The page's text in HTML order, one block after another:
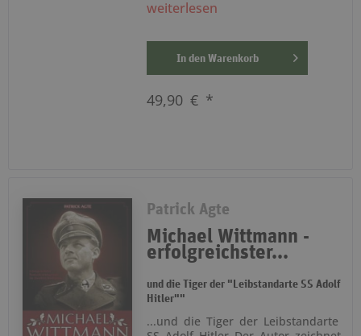
weiterlesen
In den Warenkorb
49,90 € *
Patrick Agte
Michael Wittmann -
erfolgreichster...
und die Tiger der "Leibstandarte SS Adolf
Hitler""
...und die Tiger der Leibstandarte